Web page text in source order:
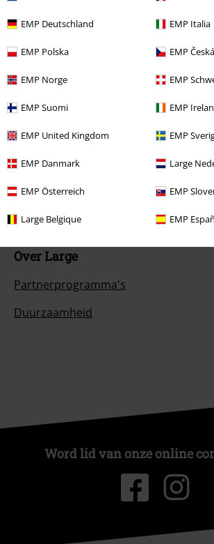
EMP Deutschland EMP Italia
EMP Polska EMP
EMP Norge EMP
EMP Suomi EMP
EMP United Kingdom EMP
EMP Danmark Large
EMP Österreich EMP
Large Belgique EMP
Betaalmethodes
Overige acties
Prijsvragen
Large Cadeaubonnen
Large Studentenkorting
EMP Backstage Club
Over Large
Partnerprogramma's
Duurzaamheid
Word lid van onze online